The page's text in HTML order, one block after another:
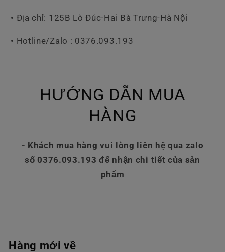
• Địa chỉ: 125B Lò Đúc-Hai Bà Trưng-Hà Nội
• Hotline/Zalo : 0376.093.193
HƯỚNG DẪN MUA
HÀNG
- Khách mua hàng vui lòng liên hệ qua zalo
số 0376.093.193 để nhận chi tiết của sản
phẩm
Hàng mới về